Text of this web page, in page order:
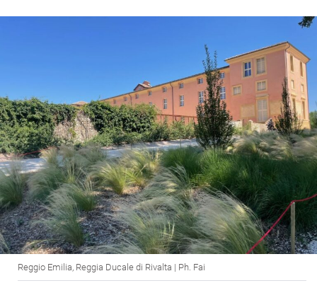
Reggio Emilia, Reggia Ducale di Rivalta | Ph. Fai